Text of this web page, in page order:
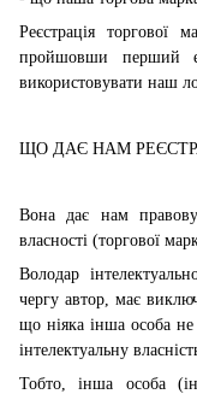
Реєстрація
пройшовши перший
використовувати наш
ЩО ДАЄ НАМ
Вона дає нам правову
власності (торгової
Володар
чергу автор, має
що ніяка інша особа
інтелектуальну
Тобто, інша особа